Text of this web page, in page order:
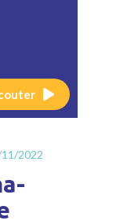
2022